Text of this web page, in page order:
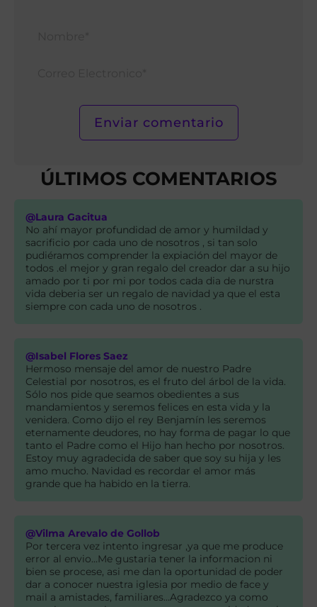
ÚLTIMOS COMENTARIOS
@Laura Gacitua
No ahí mayor profundidad de amor y humildad y
sacrificio por cada uno de nosotros , si tan solo
pudiéramos comprender la expiación del mayor de
todos .el mejor y gran regalo del creador dar a su hijo
amado por ti por mi por todos cada dia de nurstra
vida deberia ser un regalo de navidad ya que el esta
siempre con cada uno de nosotros .
@Isabel Flores Saez
Hermoso mensaje del amor de nuestro Padre
Celestial por nosotros, es el fruto del árbol de la vida.
Sólo nos pide que seamos obedientes a sus
mandamientos y seremos felices en esta vida y la
venidera. Como dijo el rey Benjamín les seremos
eternamente deudores, no hay forma de pagar lo que
tanto el Padre como el Hijo han hecho por nosotros.
Estoy muy agradecida de saber que soy su hija y les
amo mucho. Navidad es recordar el amor más
grande que ha habido en la tierra.
@Vilma Arevalo de Gollob
Por tercera vez intento ingresar ,ya que me produce
error al envio...Me gustaria tener la informacion ni
bien se procese, asi me dan la oportunidad de poder
dar a conocer nuestra iglesia por medio de face y
mail a amistades, familiares...Agradezco ya como